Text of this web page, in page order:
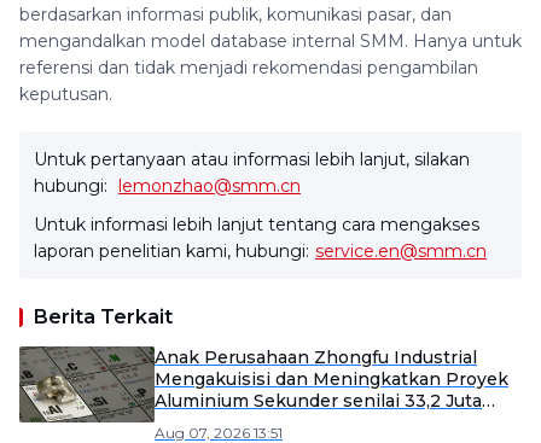
berdasarkan informasi publik, komunikasi pasar, dan
mengandalkan model database internal SMM. Hanya untuk
referensi dan tidak menjadi rekomendasi pengambilan
keputusan.
Untuk pertanyaan atau informasi lebih lanjut, silakan
hubungi: lemonzhao@smm.cn
Untuk informasi lebih lanjut tentang cara mengakses
laporan penelitian kami, hubungi: service.en@smm.cn
Berita Terkait
Anak Perusahaan Zhongfu Industrial
Mengakuisisi dan Meningkatkan Proyek
Aluminium Sekunder senilai 33,2 Juta
Aug 07, 2026 13:51